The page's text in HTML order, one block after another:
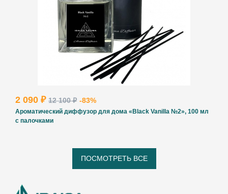
2 090 ₽ 12 100 ₽ -83%
Ароматический диффузор для дома «Black Vanilla №2», 100 мл
с палочками
ПОСМОТРЕТЬ ВСЕ